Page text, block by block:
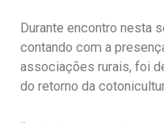
Durante encontro nesta
contando com a
associações rurais, foi
do retorno da